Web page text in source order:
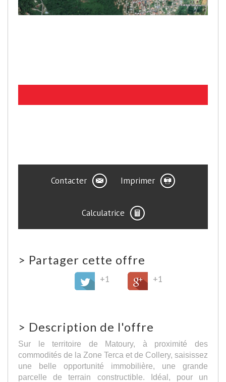
Contacter Imprimer
Calculatrice
> Partager cette offre
+1 +1
> Description de l'offre
Sur le territoire de Matoury, à proximité des
commodités de la Zone Terca et de Collery, saisissez
une belle opportunité immobilière, une grande
parcelle de terrain constructible. Idéal, pour un